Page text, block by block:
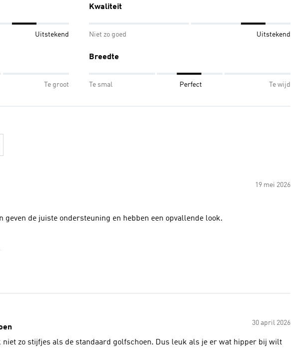
Uitstekend
Kwaliteit
Niet zo goed Uitstekend
Te groot
Breedte
Te smal Perfect Te wijd
19 mei 2026
de juiste ondersteuning en hebben een opvallende look.
30 april 2026
niet zo stijfjes als de standaard golfschoen. Dus leuk als je er wat hipper bij wilt